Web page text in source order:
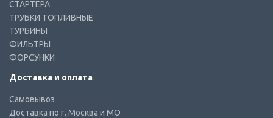
СТАРТЕРА
ТРУБКИ ТОПЛИВНЫЕ
ТУРБИНЫ
ФИЛЬТРЫ
ФОРСУНКИ
Доставка и оплата
Самовывоз
Доставка по г. Москва и МО